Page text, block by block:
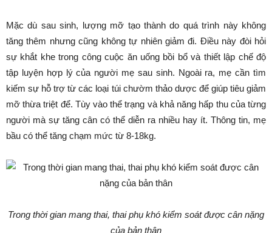
Mặc dù sau sinh, lượng mỡ tạo thành do quá trình này không
tăng thêm nhưng cũng không tự nhiên giảm đi. Điều này đòi hỏi
sự khắt khe trong công cuộc ăn uống bồi bổ và thiết lập chế độ
tập luyện hợp lý của người mẹ sau sinh. Ngoài ra, mẹ cần tìm
kiếm sự hỗ trợ từ các loại túi chườm thảo dược để giúp tiêu giảm
mỡ thừa triệt để. Tùy vào thể trạng và khả năng hấp thu của từng
người mà sự tăng cân có thể diễn ra nhiều hay ít. Thông tin, mẹ
bầu có thể tăng chạm mức từ 8-18kg.
Trong thời gian mang thai, thai phụ khó kiểm soát được cân nặng
của bản thân